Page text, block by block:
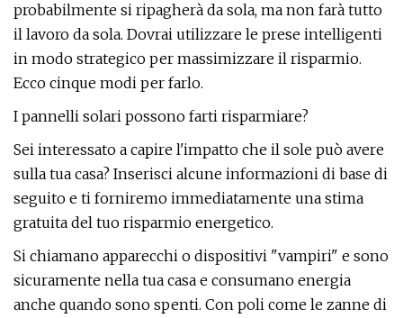
probabilmente si ripagherà da sola, ma non farà tutto
il lavoro da sola. Dovrai utilizzare le prese intelligenti
in modo strategico per massimizzare il risparmio.
Ecco cinque modi per farlo.
I pannelli solari possono farti risparmiare?
Sei interessato a capire l'impatto che il sole può avere
sulla tua casa? Inserisci alcune informazioni di base di
seguito e ti forniremo immediatamente una stima
gratuita del tuo risparmio energetico.
Si chiamano apparecchi o dispositivi "vampiri" e sono
sicuramente nella tua casa e consumano energia
anche quando sono spenti. Con poli come le zanne di